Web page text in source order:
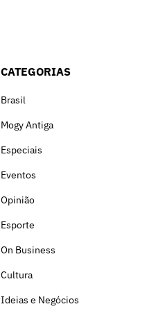
CATEGORIAS
Brasil
Mogy Antiga
Especiais
Eventos
Opinião
Esporte
On Business
Cultura
Ideias e Negócios